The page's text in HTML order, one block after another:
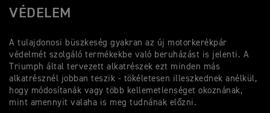
VÉDELEM
A tulajdonosi büszkeség gyakran az új motorkerékpár
védelmét szolgáló termékekbe való beruházást is jelenti. A
Triumph által tervezett alkatrészek ezt minden más
alkatrésznél jobban teszik - tökéletesen illeszkednek anélkül,
hogy módosítanák vagy több kellemetlenséget okoznának,
mint amennyit valaha is meg tudnának előzni.